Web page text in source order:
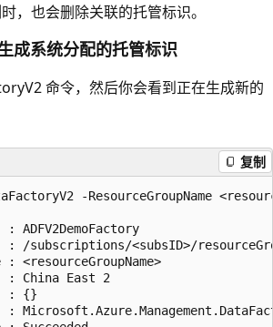
，也会删除关联的托管标识。
成系统分配的托管标识
命令，然后你会看到正在生成新的
复制
-ResourceGroupName
ADFV2DemoFactory
subscriptions/<subsID>/
: <resourceGroupName>
China East 2
: {}